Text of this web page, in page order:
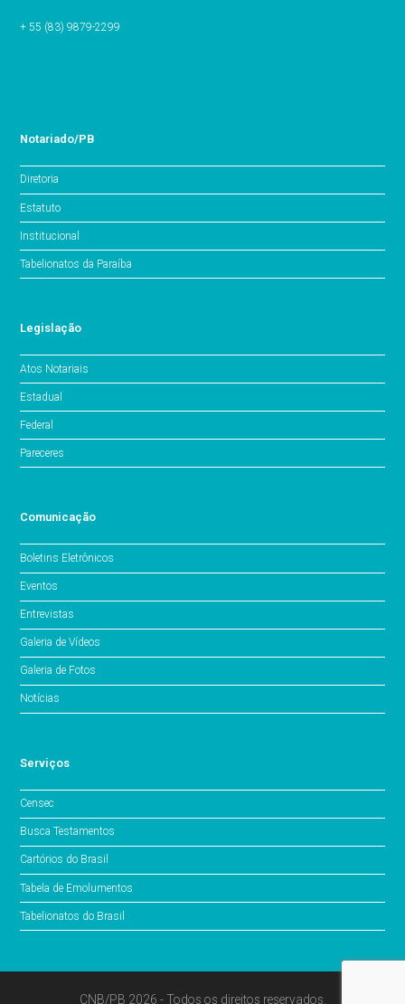
+ 55 (83) 9879-2299
Notariado/PB
Diretoria
Estatuto
Institucional
Tabelionatos da Paraíba
Legislação
Atos Notariais
Estadual
Federal
Pareceres
Comunicação
Boletins Eletrônicos
Eventos
Entrevistas
Galeria de Vídeos
Galeria de Fotos
Notícias
Serviços
Censec
Busca Testamentos
Cartórios do Brasil
Tabela de Emolumentos
Tabelionatos do Brasil
CNB/PB 2026 - Todos os direitos reservados.